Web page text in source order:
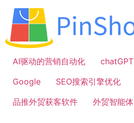
容
AI驱动的营销自动化
chatGPT
Google
SEO搜索引擎优化
品推外贸获客软件
外贸智能体